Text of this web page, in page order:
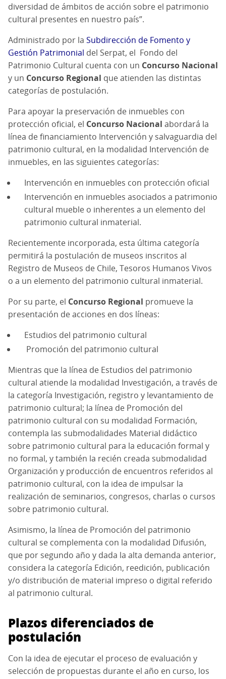
diversidad de ámbitos de acción sobre el patrimonio
cultural presentes en nuestro país”.
Administrado por la Subdirección de Fomento y
Gestión Patrimonial del Serpat, el Fondo del
Patrimonio Cultural cuenta con un Concurso Nacional
y un Concurso Regional que atienden las distintas
categorías de postulación.
Para apoyar la preservación de inmuebles con
protección oficial, el Concurso Nacional abordará la
línea de financiamiento Intervención y salvaguardia del
patrimonio cultural, en la modalidad Intervención de
inmuebles, en las siguientes categorías:
Intervención en inmuebles con protección oficial
Intervención en inmuebles asociados a patrimonio
cultural mueble o inherentes a un elemento del
patrimonio cultural inmaterial.
Recientemente incorporada, esta última categoría
permitirá la postulación de museos inscritos al
Registro de Museos de Chile, Tesoros Humanos Vivos
o a un elemento del patrimonio cultural inmaterial.
Por su parte, el Concurso Regional promueve la
presentación de acciones en dos líneas:
Estudios del patrimonio cultural
Promoción del patrimonio cultural
Mientras que la línea de Estudios del patrimonio
cultural atiende la modalidad Investigación, a través de
la categoría Investigación, registro y levantamiento de
patrimonio cultural; la línea de Promoción del
patrimonio cultural con su modalidad Formación,
contempla las submodalidades Material didáctico
sobre patrimonio cultural para la educación formal y
no formal, y también la recién creada submodalidad
Organización y producción de encuentros referidos al
patrimonio cultural, con la idea de impulsar la
realización de seminarios, congresos, charlas o cursos
sobre patrimonio cultural.
Asimismo, la línea de Promoción del patrimonio
cultural se complementa con la modalidad Difusión,
que por segundo año y dada la alta demanda anterior,
considera la categoría Edición, reedición, publicación
y/o distribución de material impreso o digital referido
al patrimonio cultural.
Plazos diferenciados de
postulación
Con la idea de ejecutar el proceso de evaluación y
selección de propuestas durante el año en curso, los